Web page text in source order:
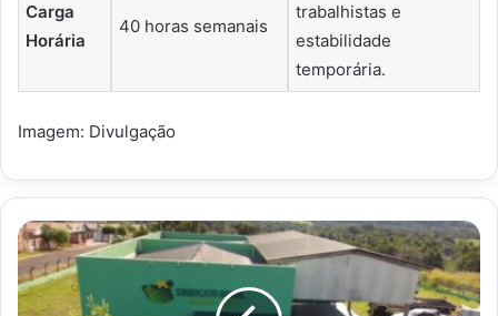
Carga
Horária
40 horas semanais
trabalhistas e
estabilidade
temporária.
Imagem: Divulgação